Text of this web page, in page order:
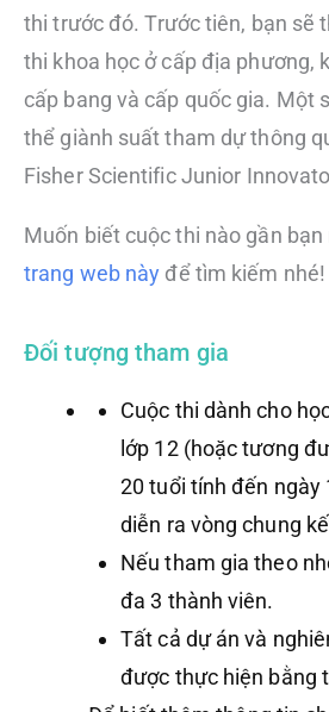
thi trước đó. Trước tiên, bạn sẽ
thi khoa học ở cấp địa phương,
cấp bang và cấp quốc gia. Một
thể giành suất tham dự thông
Fisher Scientific Junior
Muốn biết cuộc thi nào gần
trang web này để tìm kiếm nhé!
Đối tượng tham gia
Cuộc thi dành cho
lớp 12 (hoặc tương
20 tuổi tính đến
diễn ra vòng chung
Nếu tham gia theo
đa 3 thành viên.
Tất cả dự án và
được thực hiện bằng